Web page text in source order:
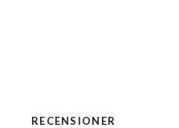
RECENSIONER